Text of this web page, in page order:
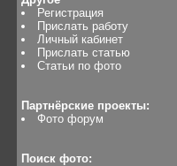
Регистрация
Прислать работу
Личный кабинет
Прислать статью
Статьи по фото
Партнёрские проекты:
Фото форум
Поиск фото: